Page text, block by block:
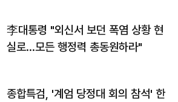
李대통령 "외신서 보던 폭염 상황 현
실로…모든 행정력 총동원하라"
종합특검, '계엄 당정대 회의 참석' 한